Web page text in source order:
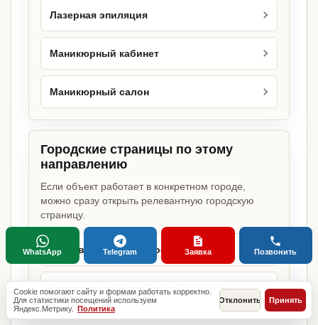
Лазерная эпиляция
Маникюрный кабинет
Маникюрный салон
Городские страницы по этому
направлению
Если объект работает в конкретном городе,
можно сразу открыть релевантную городскую
страницу.
Ногтевая студия в Москве
Ногтевая студия в Санкт-Петербурге
Cookie помогают сайту и формам работать корректно.
Для статистики посещений используем
Яндекс.Метрику. Политика
Отклонить Принять
WhatsApp Telegram Заявка Позвонить